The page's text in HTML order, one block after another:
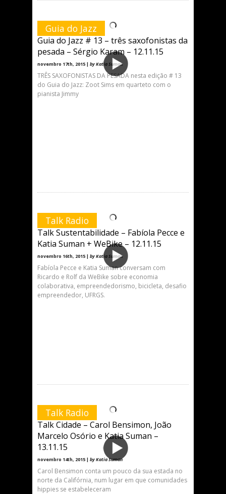
Guia do Jazz
Guia do Jazz # 13 – três saxofonistas da
pesada – Sérgio Karam – 12.11.15
novembro 17th, 2015 | by Katia Suman
TRÊS SAXOFONISTAS DA PESADA nesta edição # 13
do Guia do Jazz: Zoot Sims em quarteto com o
pianista Jimmy
Talk Radio
Talk Sustentabilidade – Fabíola Pecce e
Katia Suman + WeBike – 12.11.15
novembro 16th, 2015 | by Katia Suman
Fabíola Pecce e Katia Suman conversam com
Ricardo e Rolf da WeBike sobre economia
colaborativa, empreendedorismo, bicicleta, desafio
empreendedor, UFRGS.
Talk Radio
Talk Cidade – Carol Bensimon, João
Marcelo Osório e Katia Suman –
13.11.15
novembro 14th, 2015 | by Katia Suman
Carol Bensimon conta um pouco da sua estada no
norte da Califórnia, num lugar em que comunidades
hippies se estabeleceram